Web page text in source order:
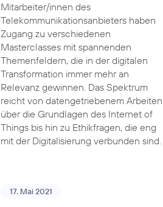
Mitarbeiter/innen des
Telekommunikationsanbieters haben
Zugang zu verschiedenen
Masterclasses mit spannenden
Themenfeldern, die in der digitalen
Transformation immer mehr an
Relevanz gewinnen. Das Spektrum
reicht von datengetriebenem Arbeiten
über die Grundlagen des Internet of
Things bis hin zu Ethikfragen, die eng
mit der Digitalisierung verbunden sind.
17. Mai 2021